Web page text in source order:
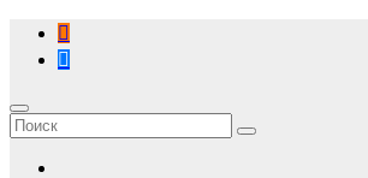
Перейти
содержимому